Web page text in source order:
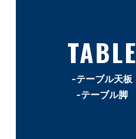
TABLE
-テーブル天板
-テーブル脚